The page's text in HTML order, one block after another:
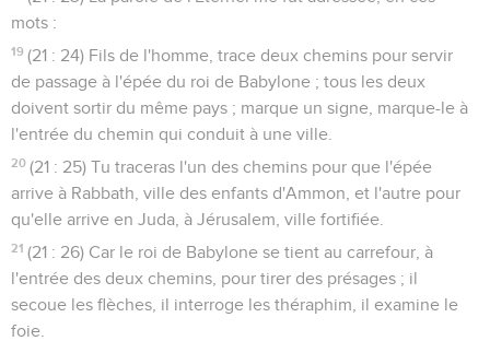
mots :
19 (21 : 24) Fils de l'homme, trace deux chemins pour servir
de passage à l'épée du roi de Babylone ; tous les deux
doivent sortir du même pays ; marque un signe, marque-le à
l'entrée du chemin qui conduit à une ville.
20 (21 : 25) Tu traceras l'un des chemins pour que l'épée
arrive à Rabbath, ville des enfants d'Ammon, et l'autre pour
qu'elle arrive en Juda, à Jérusalem, ville fortifiée.
21 (21 : 26) Car le roi de Babylone se tient au carrefour, à
l'entrée des deux chemins, pour tirer des présages ; il
secoue les flèches, il interroge les théraphim, il examine le
foie.